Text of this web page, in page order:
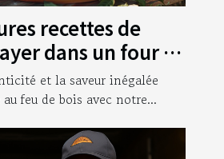
recettes de
dans un four à
et la saveur inégalée
feu de bois avec notre...